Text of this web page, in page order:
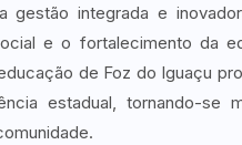
gestão integrada e
e o fortalecimento da
de Foz do Iguaçu
estadual, tornando-se